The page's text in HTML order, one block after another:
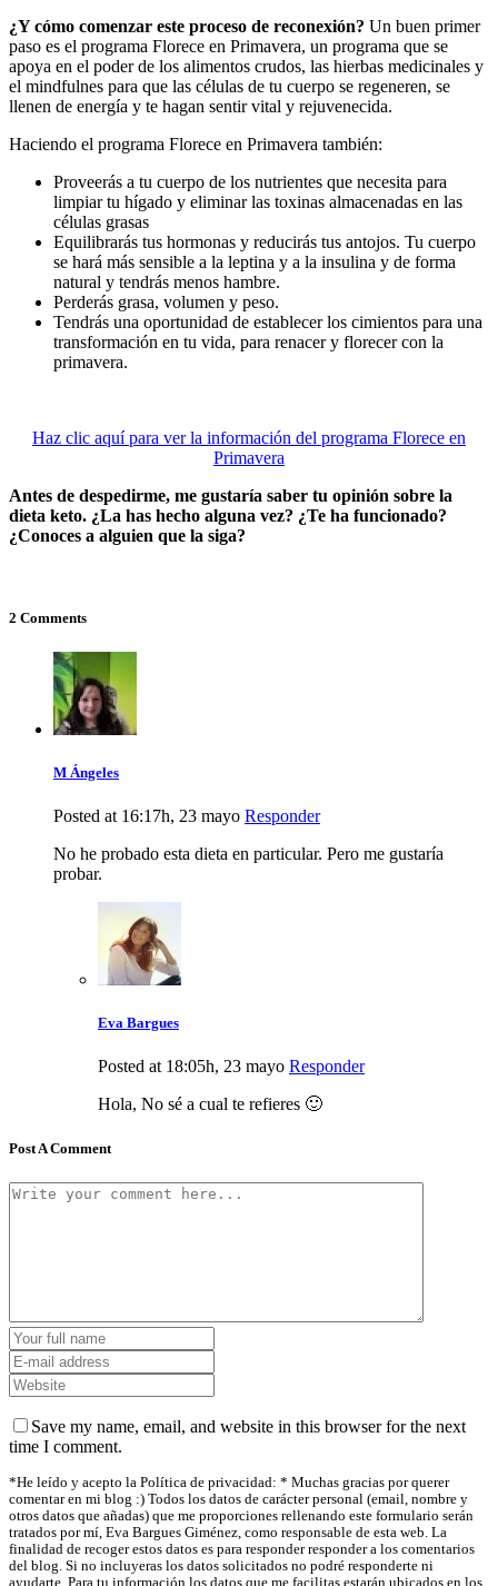
¿Y cómo comenzar este proceso de reconexión? Un buen primer
paso es el programa Florece en Primavera, un programa que se
apoya en el poder de los alimentos crudos, las hierbas medicinales y
el mindfulnes para que las células de tu cuerpo se regeneren, se
llenen de energía y te hagan sentir vital y rejuvenecida.
Haciendo el programa Florece en Primavera también:
Proveerás a tu cuerpo de los nutrientes que necesita para
limpiar tu hígado y eliminar las toxinas almacenadas en las
células grasas
Equilibrarás tus hormonas y reducirás tus antojos. Tu cuerpo
se hará más sensible a la leptina y a la insulina y de forma
natural y tendrás menos hambre.
Perderás grasa, volumen y peso.
Tendrás una oportunidad de establecer los cimientos para una
transformación en tu vida, para renacer y florecer con la
primavera.
Haz clic aquí para ver la información del programa Florece en
Primavera
Antes de despedirme, me gustaría saber tu opinión sobre la
dieta keto. ¿La has hecho alguna vez? ¿Te ha funcionado?
¿Conoces a alguien que la siga?
2 Comments
M Ángeles
Posted at 16:17h, 23 mayo Responder
No he probado esta dieta en particular. Pero me gustaría
probar.
Eva Bargues
Posted at 18:05h, 23 mayo Responder
Hola, No sé a cual te refieres 🙂
Post A Comment
Save my name, email, and website in this browser for the next
time I comment.
*He leído y acepto la Política de privacidad: * Muchas gracias por querer
comentar en mi blog :) Todos los datos de carácter personal (email, nombre y
otros datos que añadas) que me proporciones rellenando este formulario serán
tratados por mí, Eva Bargues Giménez, como responsable de esta web. La
finalidad de recoger estos datos es para responder responder a los comentarios
del blog. Si no incluyeras los datos solicitados no podré responderte ni
ayudarte. Para tu información los datos que me facilitas estarán ubicados en los